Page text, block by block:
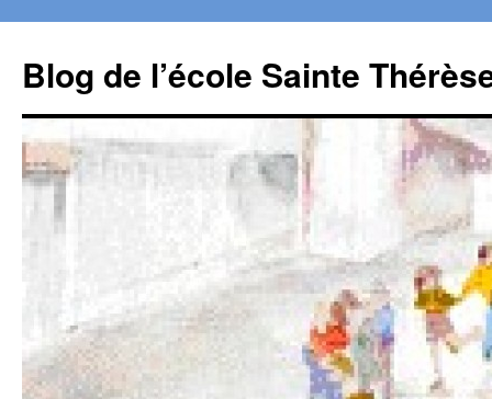
contenu
Blog de l’école Sainte